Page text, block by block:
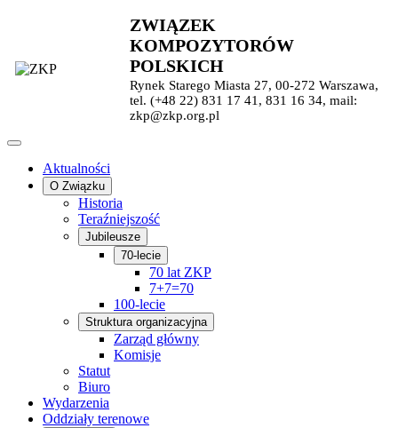
ZWIĄZEK
KOMPOZYTORÓW
POLSKICH
Rynek Starego Miasta 27, 00-272 Warszawa,
tel. (+48 22) 831 17 41, 831 16 34, mail:
zkp@zkp.org.pl
Aktualności
O Związku
Historia
Teraźniejszość
Jubileusze
70-lecie
70 lat ZKP
7+7=70
100-lecie
Struktura organizacyjna
Zarząd główny
Komisje
Statut
Biuro
Wydarzenia
Oddziały terenowe